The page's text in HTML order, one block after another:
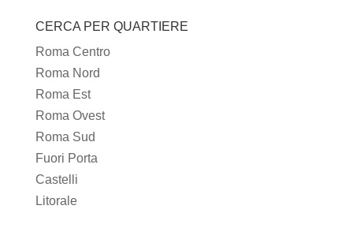
TIPI
DI
CUCINA
CERCA PER QUARTIERE
Roma Centro
Roma Nord
Roma Est
Roma Ovest
Roma Sud
Fuori Porta
Castelli
Litorale